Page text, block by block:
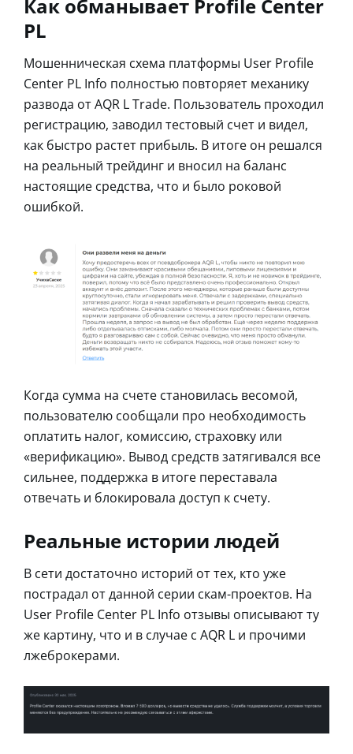
Как обманывает Profile Center
PL
Мошенническая схема платформы User Profile
Center PL Info полностью повторяет механику
развода от AQR L Trade. Пользователь проходил
регистрацию, заводил тестовый счет и видел,
как быстро растет прибыль. В итоге он решался
на реальный трейдинг и вносил на баланс
настоящие средства, что и было роковой
ошибкой.
Когда сумма на счете становилась весомой,
пользователю сообщали про необходимость
оплатить налог, комиссию, страховку или
«верификацию». Вывод средств затягивался все
сильнее, поддержка в итоге переставала
отвечать и блокировала доступ к счету.
Реальные истории людей
В сети достаточно историй от тех, кто уже
пострадал от данной серии скам-проектов. На
User Profile Center PL Info отзывы описывают ту
же картину, что и в случае с AQR L и прочими
лжеброкерами.